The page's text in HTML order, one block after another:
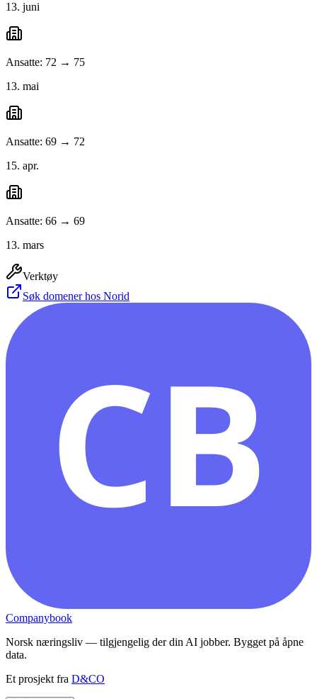
13. juni
Ansatte: 72 → 75
13. mai
Ansatte: 69 → 72
15. apr.
Ansatte: 66 → 69
13. mars
Verktøy
Søk domener hos Norid
CB
Companybook
Norsk næringsliv — tilgjengelig der din AI jobber. Bygget på åpne
data.
Et prosjekt fra D&CO